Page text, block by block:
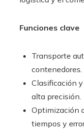
Funciones clave
Transporte
contenedores.
Clasificación
alta precisión.
Optimización
tiempos y